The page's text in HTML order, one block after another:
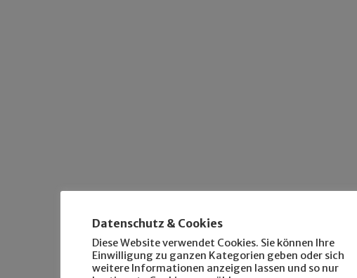
Datenschutz & Cookies
Diese Website verwendet Cookies. Sie können Ihre
Einwilligung zu ganzen Kategorien geben oder sich
weitere Informationen anzeigen lassen und so nur